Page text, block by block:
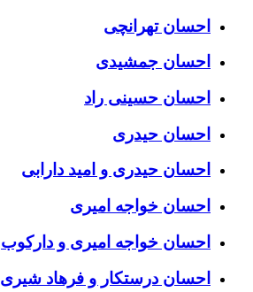
احسان تهرانچی
احسان جمشیدی
احسان حسینی راد
احسان حیدری
احسان حیدری و امید دارابی
احسان خواجه امیری
احسان خواجه امیری و دارکوب
احسان درستكار و فرهاد شيرى